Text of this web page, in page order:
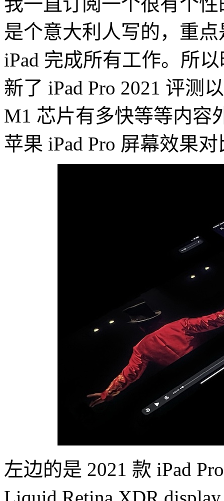
是个意大利人写的，重
iPad 完成所有工作。所
新了 iPad Pro 2021 评测
M1 芯片有多快等等内容
苹果 iPad Pro 屏幕效果
左边的是 2021 款 iPad